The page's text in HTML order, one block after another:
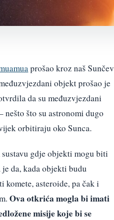
prošao kroz naš Sunčev
objekt prošao je
da su međuzvjezdani
nešto što su astronomi dugo
orbitiraju oko Sunca.
gdje objekti mogu biti
da, kada objekti budu
asteroide, pa čak i
Ova otkrića mogla bi imati
misije koje bi se